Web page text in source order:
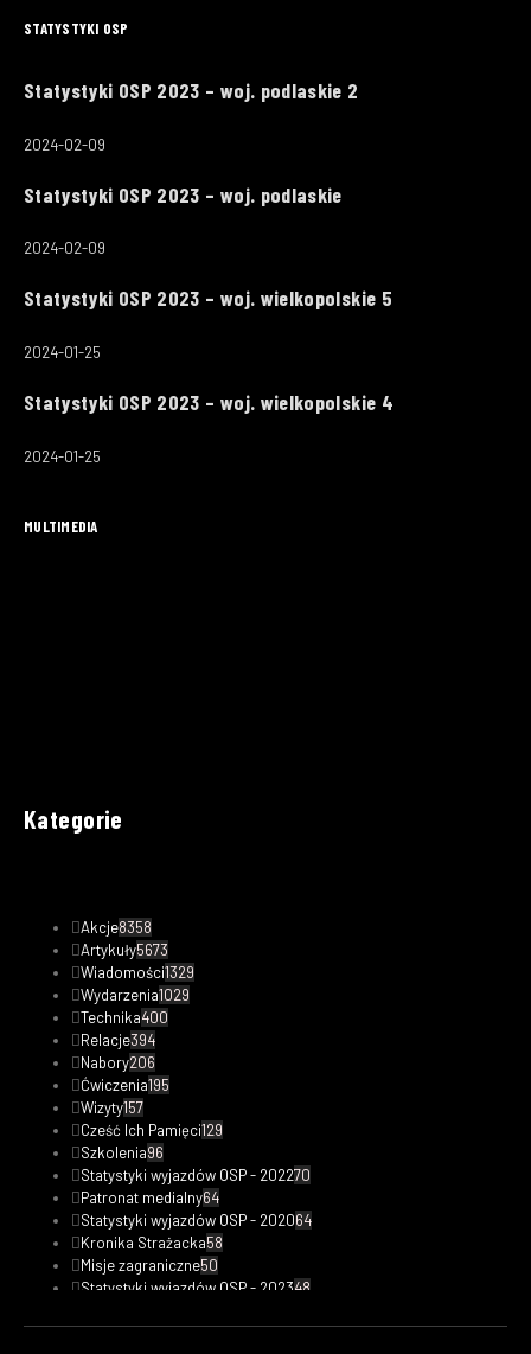
STATYSTYKI OSP
Statystyki OSP 2023 – woj. podlaskie 2
2024-02-09
Statystyki OSP 2023 – woj. podlaskie
2024-02-09
Statystyki OSP 2023 – woj. wielkopolskie 5
2024-01-25
Statystyki OSP 2023 – woj. wielkopolskie 4
2024-01-25
MULTIMEDIA
Kategorie
Akcje8358
Artykuły5673
Wiadomości1329
Wydarzenia1029
Technika400
Relacje394
Nabory206
Ćwiczenia195
Wizyty157
Cześć Ich Pamięci129
Szkolenia96
Statystyki wyjazdów OSP - 202270
Patronat medialny64
Statystyki wyjazdów OSP - 202064
Kronika Strażacka58
Misje zagraniczne50
Statystyki wyjazdów OSP - 202348
Fotorelacje33